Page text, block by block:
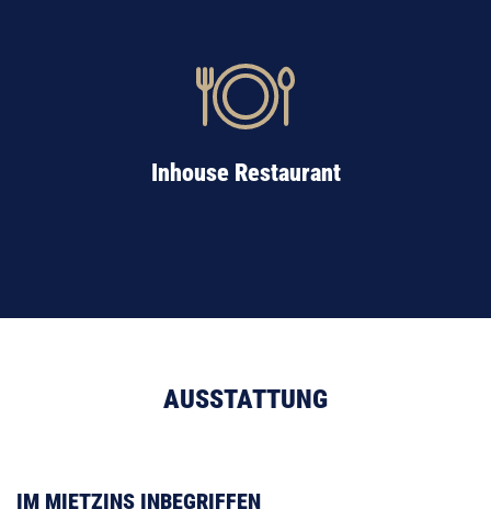
Inhouse Restaurant
AUSSTATTUNG
IM MIETZINS INBEGRIFFEN